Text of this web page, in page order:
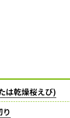
は乾燥桜えび)